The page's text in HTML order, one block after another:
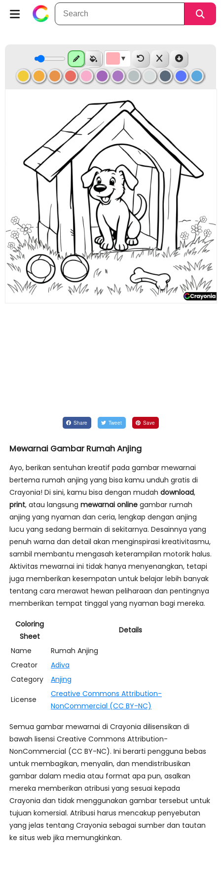
Share Tweet Save
Mewarnai Gambar Rumah Anjing
Ayo, berikan sentuhan kreatif pada gambar mewarnai
bertema rumah anjing yang bisa kamu unduh gratis di
Crayonia! Di sini, kamu bisa dengan mudah download,
print, atau langsung mewarnai onlinegambar rumah
anjing yang nyaman dan ceria, lengkap dengan anjing
lucu yang sedang bermain di sekitarnya. Desainnya yang
penuh warna dan detail akan menginspirasi kreativitasmu,
sambil membantu mengasah keterampilan motorik halus.
Aktivitas mewarnai ini tidak hanya menyenangkan, tetapi
juga memberikan kesempatan untuk belajar lebih banyak
tentang cara merawat hewan peliharaan dan pentingnya
memberikan tempat tinggal yang nyaman bagi mereka.
Coloring
Sheet
Details
Name
Rumah Anjing
Creator
Adiva
Category
Anjing
License
Creative Commons Attribution-
NonCommercial (CC BY-NC)
Semua gambar mewarnai di Crayonia dilisensikan di
bawah lisensi Creative Commons Attribution-
NonCommercial (CC BY-NC). Ini berarti pengguna bebas
untuk membagikan, menyalin, dan mendistribusikan
gambar dalam media atau format apa pun, asalkan
mereka memberikan atribusi yang sesuai kepada
Crayonia dan tidak menggunakan gambar tersebut untuk
tujuan komersial. Atribusi harus mencakup penyebutan
yang jelas tentang Crayonia sebagai sumber dan tautan
ke situs web jika memungkinkan.